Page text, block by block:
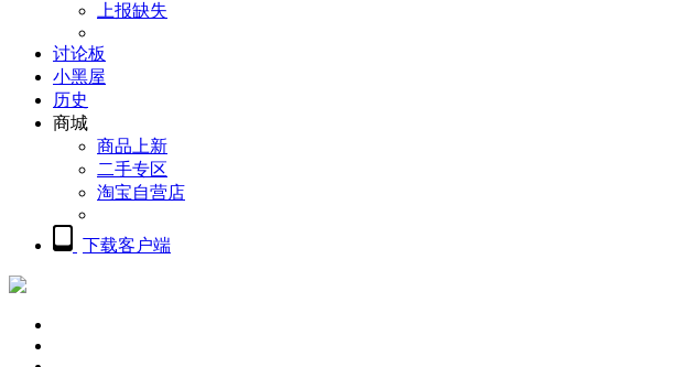
上报缺失
讨论板
小黑屋
历史
商城
商品上新
二手专区
淘宝自营店
下载客户端